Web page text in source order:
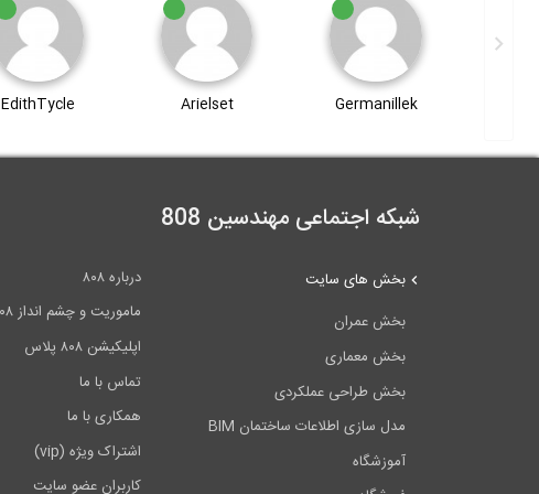
Germanillek
Arielset
EdithTycle
شبکه اجتماعی مهندسین 808
درباره ۸۰۸
ماموریت و چشم انداز ۸۰۸
اپلیکیشن ۸۰۸ پلاس
تماس با ما
همکاری با ما
اشتراک ویژه (vip)
کاربران عضو سایت
بخش های سایت
بخش عمران
بخش معماری
بخش طراحی عملکردی
مدل سازی اطلاعات ساختمان BIM
آموزشگاه